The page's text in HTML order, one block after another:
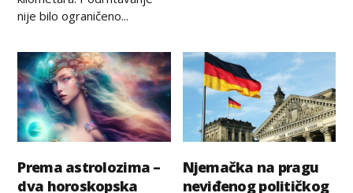
nije bilo ograničeno...
Prema astrolozima –
dva horoskopska
Njemačka na pragu
neviđenog političkog